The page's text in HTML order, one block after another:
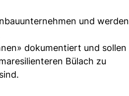
und werden
dokumentiert und sollen
Bülach zu